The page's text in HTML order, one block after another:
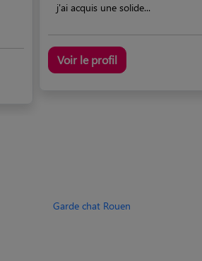
j'ai acquis une solide...
Voir le profil
Garde chat Rouen